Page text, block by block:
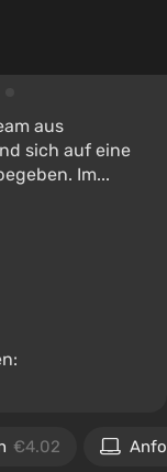
aus
sich auf eine
Im...
€4.02